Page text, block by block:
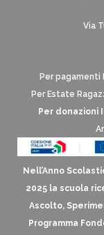
Via
Per pagamenti
Per Estate
Per donazioni
Nell’Anno
2025 la scuola
Ascolto,
Programma